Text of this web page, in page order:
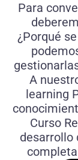
Para
¿Porqué
A
learning
Curso
desarrollo